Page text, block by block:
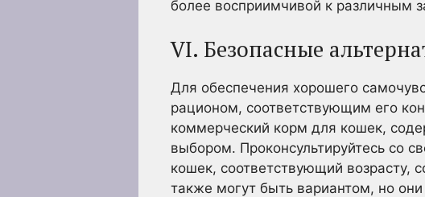
более восприимчивой к различным
VI. Безопасные
Для обеспечения хорошего
рационом, соответствующим его
коммерческий корм для кошек,
выбором. Проконсультируйтесь со
кошек, соответствующий
также могут быть вариантом, но